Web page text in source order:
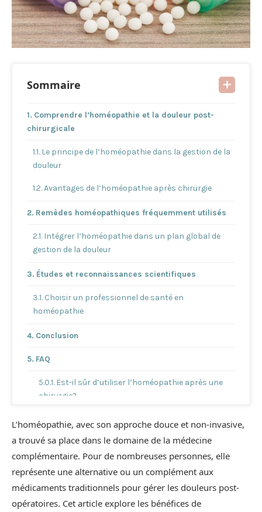
Sommaire
Comprendre l’homéopathie et la douleur post-
chirurgicale
Le principe de l’homéopathie dans la gestion de la
douleur
Avantages de l’homéopathie après chirurgie
Remèdes homéopathiques fréquemment utilisés
Intégrer l’homéopathie dans un plan global de
gestion de la douleur
Études et reconnaissances scientifiques
Choisir un professionnel de santé en
homéopathie
Conclusion
FAQ
Est-il sûr d’utiliser l’homéopathie après une
chirurgie?
médicaments classiques?
Combien de temps après une chirurgie peut-
on commencer un traitement homéopathique?
Comment choisir le bon remède
homéopathique après une chirurgie?
L’homéopathie, avec son approche douce et non-invasive,
a trouvé sa place dans le domaine de la médecine
complémentaire. Pour de nombreuses personnes, elle
représente une alternative ou un complément aux
médicaments traditionnels pour gérer les douleurs post-
opératoires. Cet article explore les bénéfices de